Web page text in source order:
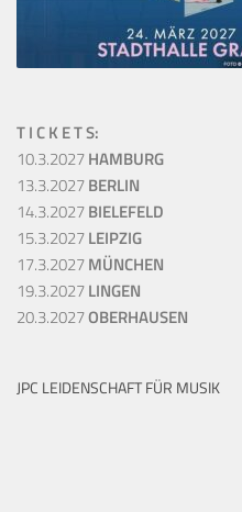
T I C K E T S:
10.3.2027HAMBURG
13.3.2027BERLIN
14.3.2027BIELEFELD
15.3.2027LEIPZIG
17.3.2027MÜNCHEN
19.3.2027LINGEN
20.3.2027OBERHAUSEN
JPC LEIDENSCHAFT FÜR MUSIK